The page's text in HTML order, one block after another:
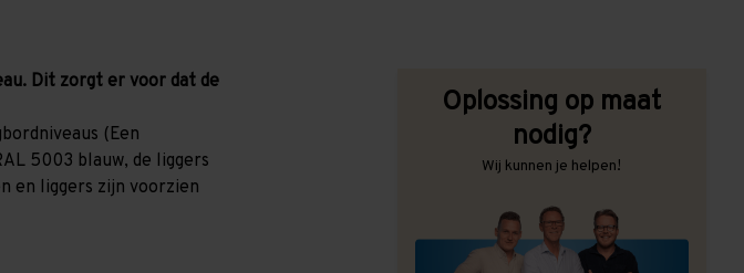
Dit zorgt er voor dat de
(Een
5003 blauw, de liggers
en liggers zijn voorzien
Oplossing op maat
nodig?
Wij kunnen je helpen!